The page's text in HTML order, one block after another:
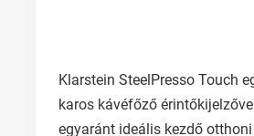
Klarstein SteelPresso Touch
karos kávéfőző
egyaránt ideális kezdő